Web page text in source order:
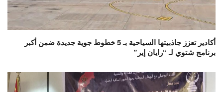
أكادير تعزز جاذبيتها السياحية بـ 5 خطوط جوية جديدة ضمن أكبر
برنامج شتوي لـ “رايان إير”